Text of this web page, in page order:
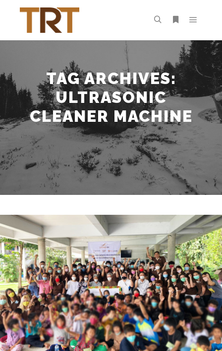
TAG ARCHIVES:
ULTRASONIC
CLEANER MACHINE